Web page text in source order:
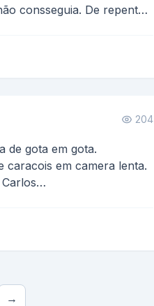
consseguia. De repente,
204
de gota em gota.
caracois em camera lenta.
→